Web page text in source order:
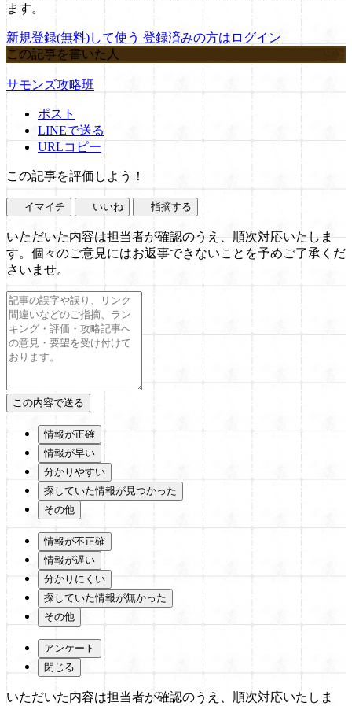
ます。
新規登録(無料)して使う 登録済みの方はログイン
この記事を書いた人
サモンズ攻略班
ポスト
LINEで送る
URLコピー
この記事を評価しよう！
イマイチ いいね 指摘する
いただいた内容は担当者が確認のうえ、順次対応いたしま
す。個々のご意見にはお返事できないことを予めご了承くだ
さいませ。
情報が正確
情報が早い
分かりやすい
探していた情報が見つかった
その他
情報が不正確
情報が遅い
分かりにくい
探していた情報が無かった
その他
アンケート
閉じる
いただいた内容は担当者が確認のうえ、順次対応いたしま